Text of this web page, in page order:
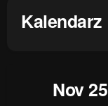
Kalendarz
Nov